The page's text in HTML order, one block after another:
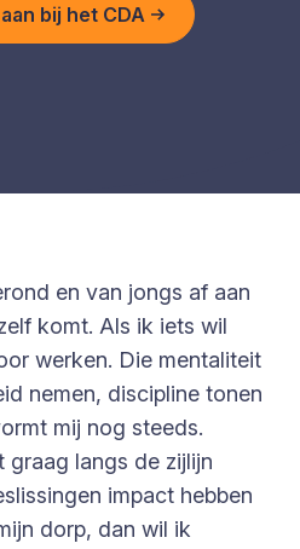
bij het CDA
en van jongs af aan
komt. Als ik iets wil
werken. Die mentaliteit
nemen, discipline tonen
mij nog steeds.
graag langs de zijlijn
impact hebben
dorp, dan wil ik